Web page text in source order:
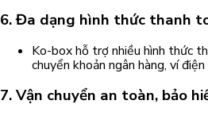
6. Đa dạng hình thức thanh
Ko-box hỗ trợ nhiều hình thức
chuyển khoản ngân hàng, ví
7. Vận chuyển an toàn, bảo